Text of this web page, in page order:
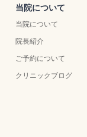
当院について
当院について
院長紹介
ご予約について
クリニックブログ